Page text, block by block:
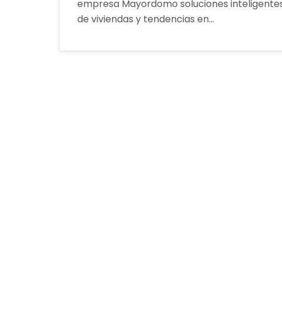
empresa Mayordomo soluciones
de viviendas y tendencias en…